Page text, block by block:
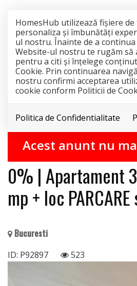
HomesHub utilizează fişiere
personaliza și îmbunătăți
ul nostru. Înainte de a
Website-ul nostru te rugăm să
pentru a citi și înțelege
Cookie. Prin continuarea
nostru confirmi acceptarea
cookie conform Politicii de
Politica de Confidentialitate
Acest anunt nu
0% | Apartament
mp + loc
Bucuresti
ID: P92897 523